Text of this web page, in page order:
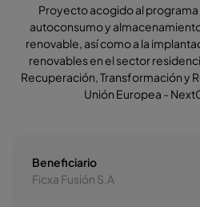
Proyecto acogido al
autoconsumo y
renovable, así como a la
renovables en el sector
Recuperación, Transformación y
Unión Europea -
Beneficiario
Ficxa Fusión S.A